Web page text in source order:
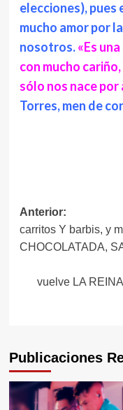
elecciones), pues
mucho amor por
nosotros.«Es
con mucho
sólo nos nace por
Torres, men de
de
entradas
Anterior:
carritos Y barbis, y
CHOCOLATADA,
vuelve LA
Publicaciones